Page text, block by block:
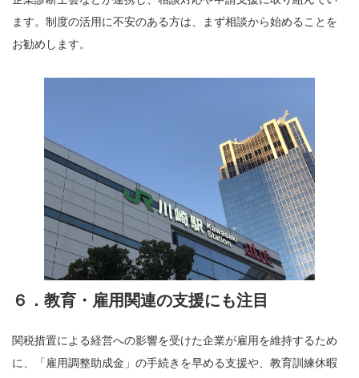
ます。制度の活用に不安のある方は、まず相談から始めることを
お勧めします。
６．教育・雇用関連の支援にも注目
関税措置による経営への影響を受けた企業が雇用を維持するため
に、「雇用調整助成金」の手続きを早める支援や、教育訓練休暇